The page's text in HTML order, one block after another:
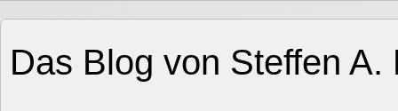
Das Blog von Steffen A.